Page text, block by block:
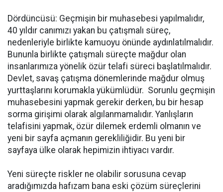
Dördüncüsü: Geçmişin bir muhasebesi yapılmalıdır,
40 yıldır canımızı yakan bu çatışmalı süreç,
nedenleriyle birlikte kamuoyu önünde aydınlatılmalıdır.
Bununla birlikte çatışmalı süreçte mağdur olan
insanlarımıza yönelik özür telafi süreci başlatılmalıdır.
Devlet, savaş çatışma dönemlerinde mağdur olmuş
yurttaşlarını korumakla yükümlüdür. Sorunlu geçmişin
muhasebesini yapmak gerekir derken, bu bir hesap
sorma girişimi olarak algılanmamalıdır. Yanlışların
telafisini yapmak, özür dilemek erdemli olmanın ve
yeni bir sayfa açmanın gerekliliğidir. Bu yeni bir
sayfaya ülke olarak hepimizin ihtiyacı vardır.
Yeni süreçte riskler ne olabilir sorusuna cevap
aradığımızda hafızam bana eski çözüm süreçlerini